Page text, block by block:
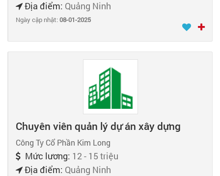
Địa điểm: Quảng Ninh
Ngày cập nhật:08-01-2025
Chuyên viên quản lý dự án xây dựng
Công Ty Cổ Phần Kim Long
Mức lương: 12 - 15 triệu
Địa điểm: Quảng Ninh